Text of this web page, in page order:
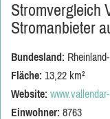
Stromvergleich
Stromanbieter
Bundesland:
Fläche: 13,22 km²
Website:
Einwohner: 8763